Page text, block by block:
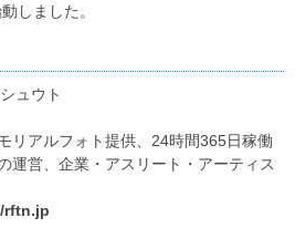
しました。
ュウト
リアルフォト提供、24時間365日稼働
運営、企業・アスリート・アーティス
rftn.jp